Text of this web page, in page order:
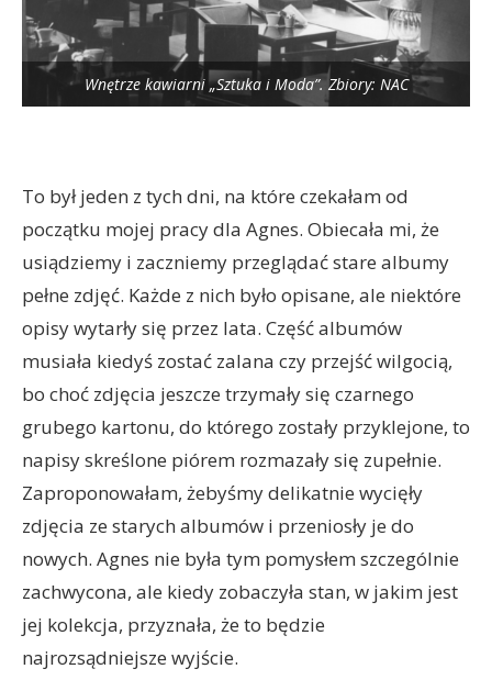
Wnętrze kawiarni „Sztuka i Moda”. Zbiory: NAC
To był jeden z tych dni, na które czekałam od
początku mojej pracy dla Agnes. Obiecała mi, że
usiądziemy i zaczniemy przeglądać stare albumy
pełne zdjęć. Każde z nich było opisane, ale niektóre
opisy wytarły się przez lata. Część albumów
musiała kiedyś zostać zalana czy przejść wilgocią,
bo choć zdjęcia jeszcze trzymały się czarnego
grubego kartonu, do którego zostały przyklejone, to
napisy skreślone piórem rozmazały się zupełnie.
Zaproponowałam, żebyśmy delikatnie wycięły
zdjęcia ze starych albumów i przeniosły je do
nowych. Agnes nie była tym pomysłem szczególnie
zachwycona, ale kiedy zobaczyła stan, w jakim jest
jej kolekcja, przyznała, że to będzie
najrozsądniejsze wyjście.